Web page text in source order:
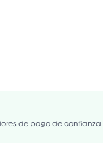
ETHER DIMETHYL
CAPRYLYL
de pago de confianza